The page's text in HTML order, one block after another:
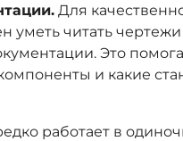
Для
уметь читать
Это
и какие
работает в